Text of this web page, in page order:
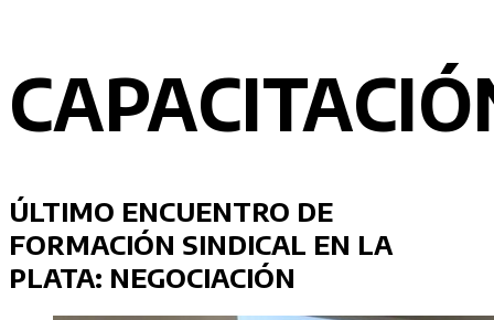
ÚLTIMO ENCUENTRO DE
FORMACIÓN SINDICAL EN LA
PLATA: NEGOCIACIÓN